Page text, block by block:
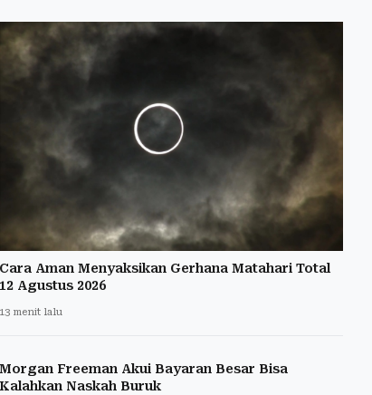
Cara Aman Menyaksikan Gerhana Matahari Total
12 Agustus 2026
13 menit lalu
Morgan Freeman Akui Bayaran Besar Bisa
Kalahkan Naskah Buruk